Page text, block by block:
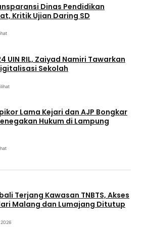
Dinas Pendidikan
Kritik Ujian Daring SD
UIN RIL, Zaiyad Namiri Tawarkan
Sekolah
Lama Kejari dan AJP Bongkar
Hukum di Lampung
Terjang Kawasan TNBTS, Akses
Malang dan Lumajang Ditutup